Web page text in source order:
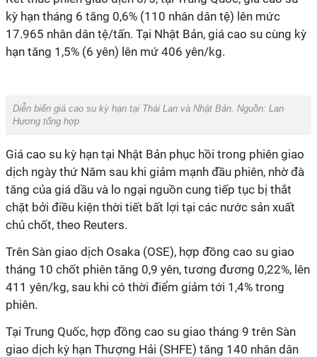
kỳ hạn tháng 6 tăng 0,6% (110 nhân dân tệ) lên mức
17.965 nhân dân tệ/tấn. Tại Nhật Bản, giá cao su cùng kỳ
hạn tăng 1,5% (6 yên) lên mứ 406 yên/kg.
Diễn biến giá cao su kỳ hạn tại Thái Lan và Nhật Bản. Nguồn: Lan
Hương tổng hợp
Giá cao su kỳ hạn tại Nhật Bản phục hồi trong phiên giao
dịch ngày thứ Năm sau khi giảm mạnh đầu phiên, nhờ đà
tăng của giá dầu và lo ngại nguồn cung tiếp tục bị thắt
chặt bởi điều kiện thời tiết bất lợi tại các nước sản xuất
chủ chốt, theo Reuters.
Trên Sàn giao dịch Osaka (OSE), hợp đồng cao su giao
tháng 10 chốt phiên tăng 0,9 yên, tương đương 0,22%, lên
411 yên/kg, sau khi có thời điểm giảm tới 1,4% trong
phiên.
Tại Trung Quốc, hợp đồng cao su giao tháng 9 trên Sàn
giao dịch kỳ hạn Thượng Hải (SHFE) tăng 140 nhân dân